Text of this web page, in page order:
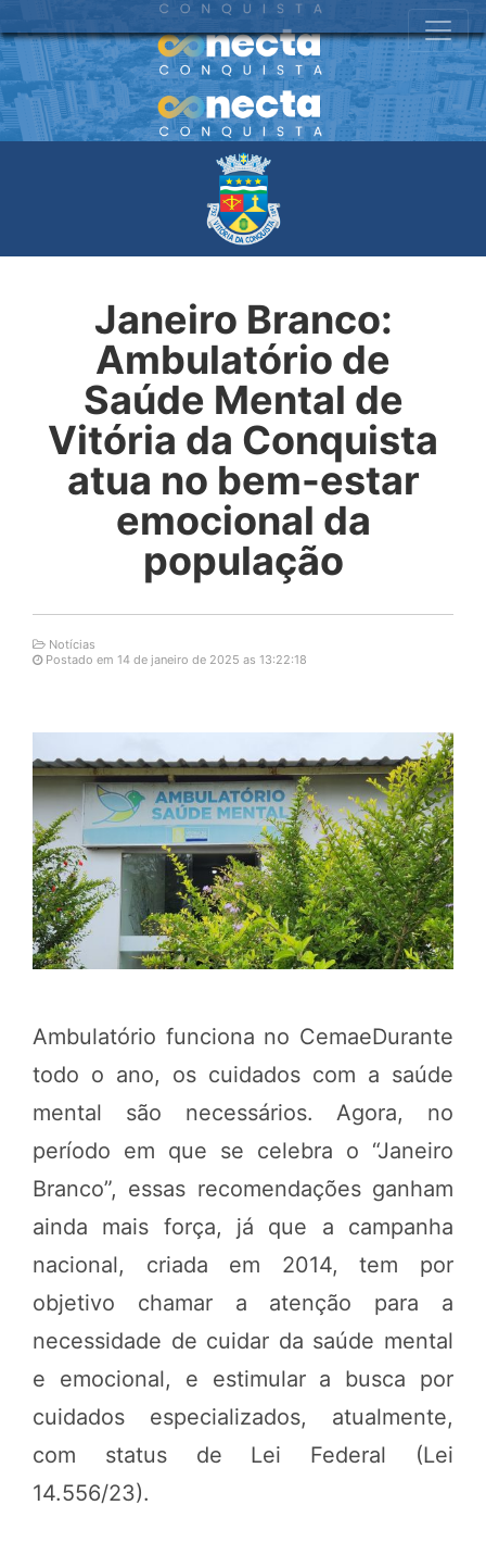
Janeiro Branco:
Ambulatório de
Saúde Mental de
Vitória da Conquista
atua no bem-estar
emocional da
população
Notícias
Postado em 14 de janeiro de 2025 as 13:22:18
Ambulatório funciona no CemaeDurante
todo o ano, os cuidados com a saúde
mental são necessários. Agora, no
período em que se celebra o “Janeiro
Branco”, essas recomendações ganham
ainda mais força, já que a campanha
nacional, criada em 2014, tem por
objetivo chamar a atenção para a
necessidade de cuidar da saúde mental
e emocional, e estimular a busca por
cuidados especializados, atualmente,
com status de Lei Federal (Lei
14.556/23).